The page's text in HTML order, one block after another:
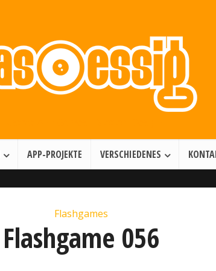
APP-PROJEKTE VERSCHIEDENES
Flashgames
Flashgame 056